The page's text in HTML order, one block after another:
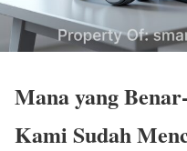
Mana yang
Kami Sudah